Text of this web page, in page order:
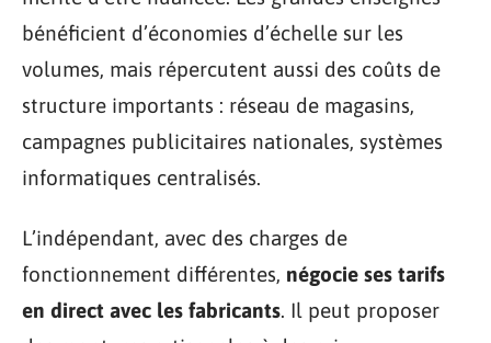
bénéficient d’économies d’échelle sur les
volumes, mais répercutent aussi des coûts de
structure importants : réseau de magasins,
campagnes publicitaires nationales, systèmes
informatiques centralisés.
L’indépendant, avec des charges de
fonctionnement différentes, négocie ses tarifs
en direct avec les fabricants. Il peut proposer